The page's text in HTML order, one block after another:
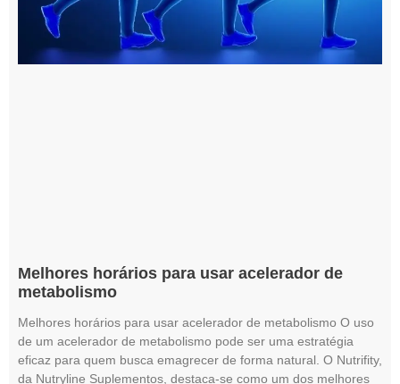
Melhores horários para usar acelerador de
metabolismo
Melhores horários para usar acelerador de metabolismo O uso
de um acelerador de metabolismo pode ser uma estratégia
eficaz para quem busca emagrecer de forma natural. O Nutrifity,
da Nutryline Suplementos, destaca-se como um dos melhores